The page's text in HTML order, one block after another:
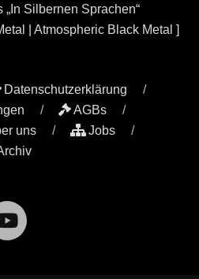
Silbernen Sprachen“
| Atmospheric Black Metal ]
Datenschutzerklärung
AGBs
uns
Jobs
YouTube